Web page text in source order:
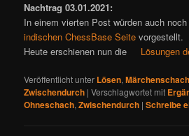
Nachtrag 03.01.2021:
In einem vierten Post würden auch
indischen ChessBase Seite vorgestellt.
Heute erschienen nun die
Lösungen
Veröffentlicht unter Lösen,Märchenschach
Zwischendurch |Verschlagwortet mit
Ohneschach,Zwischendurch |Schreibe